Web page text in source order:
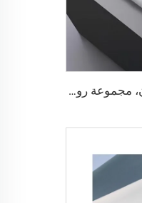
مصنع جودة عالية قماش تويل TR ملون، مجموعة روب رجالية الشرق الأوسط، قماش قميص خفيف الوزن